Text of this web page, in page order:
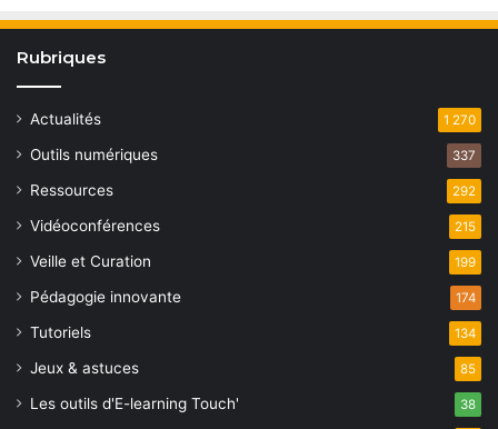
Rubriques
Actualités 1 270
Outils numériques 337
Ressources 292
Vidéoconférences 215
Veille et Curation 199
Pédagogie innovante 174
Tutoriels 134
Jeux & astuces 85
Les outils d'E-learning Touch' 38